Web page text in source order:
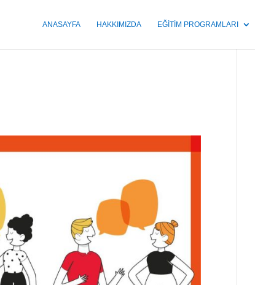
ANASAYFA HAKKIMIZDA EĞITIM PROGRAMLARI